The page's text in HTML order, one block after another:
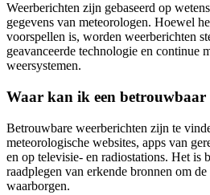
Weerberichten zijn gebaseerd op
gegevens van meteorologen. Hoewel
voorspellen is, worden weerberichten
geavanceerde technologie en continue
weersystemen.
Waar kan ik een betrouwbaar
Betrouwbare weerberichten zijn te
meteorologische websites, apps van
en op televisie- en radiostations. Het is
raadplegen van erkende bronnen om
waarborgen.